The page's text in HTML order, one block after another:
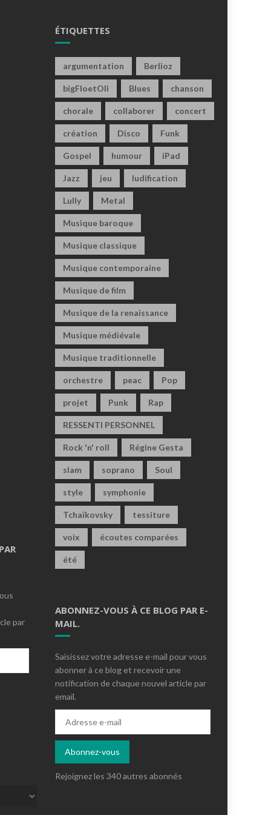
par
ÉTIQUETTES
argumentation Berlioz
bigFloetOli Blues chanson
chorale collaborer concert
création Disco Funk
Gospel humour iPad
Jazz jeu ludification
Lully Metal
Musique baroque
Musique classique
Musique contemporaine
Musique de film
Musique de la renaissance
Musique médiévale
Musique traditionnelle
orchestre peac Pop
projet Punk Rap
RESSENTI PERSONNEL
Rock 'n' roll Régine Gesta
slam soprano Soul
style symphonie
Tchaïkovsky tessiture
voix écoutes comparées
été
ABONNEZ-VOUS À CE BLOG PAR E-
MAIL.
Saisissez votre adresse e-mail pour vous
abonner à ce blog et recevoir une
notification de chaque nouvel article par
email.
mail
Abonnez-vous
Rejoignez les 340 autres abonnés